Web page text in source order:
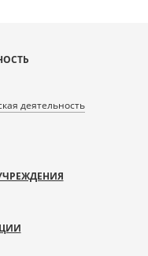
деятельность